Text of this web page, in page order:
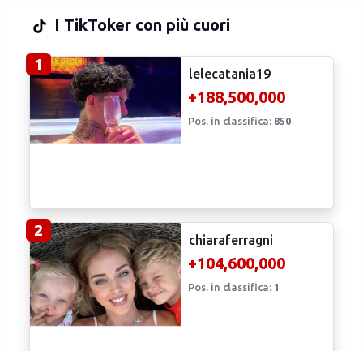
lelecatania19
+188,500,000
Pos. in classifica:850
2
chiaraferragni
+104,600,000
Pos. in classifica:1